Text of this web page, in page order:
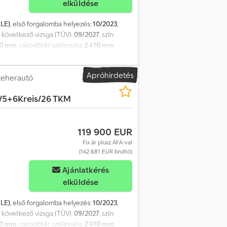
elküldése
, első forgalomba helyezés:10/2023,
, következő vizsga (TÜV):09/2027 , szín:
mm , rakodótér szélesség: 2 410 mm
rendszer
forgalomba helyezés: 2023.10.02, 2024-
Hiab X Hiduo 138 ES 3
forgatóval és fogazattal 3
10100 mm = 1100 kg Gyorscsatlakozó
Napellenző RKL Első és járdaszegély
+ fűtött Multikormány DPF zárolás
Komfort index Brake Matik Rádió
App CAR Play Légrugós vezetőülés A
Apróhirdetés
26 TKM
119 900 EUR
Fix ár plusz ÁFA-val
(142 681 EUR bruttó)
Ajánlatkérés
elküldése
, első forgalomba helyezés:10/2023,
következő vizsga (TÜV):09/2027, szín:
mm, rakodótér szélesség: 2 410 mm,